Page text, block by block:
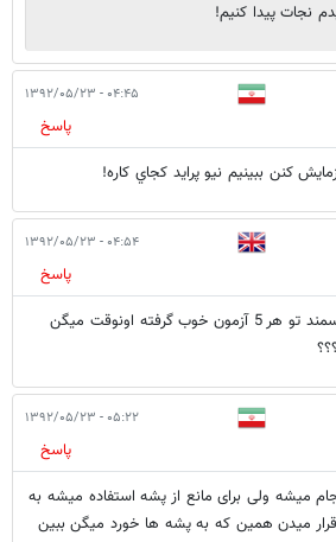
نجات پيدا كنيم!
۰۴:۴۵ - ۱۳۹۲/۰۵/۲۳
پاسخ
۰۴:۵۴ - ۱۳۹۲/۰۵/۲۳
پاسخ
تا اونجایی که من خبر دارم سمند تو هر 5 آزمون خوب گرفته اونوقت میگن
۰۵:۲۲ - ۱۳۹۲/۰۵/۲۳
پاسخ
میشه ولی برای مانع از پشه استفاده میشه به
میدن همین که به پشه ها خورد میگن ببین